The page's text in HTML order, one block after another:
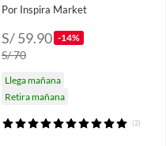
Por Inspira Market
S/ 59.90 -14%
S/ 70
Llega mañana
Retira mañana
(2)